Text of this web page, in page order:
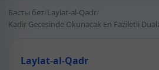
Басты бет/Laylat-al-Qadr/
Kadir Gecesinde Okunacak En Faziletli
Laylat-al-Qadr